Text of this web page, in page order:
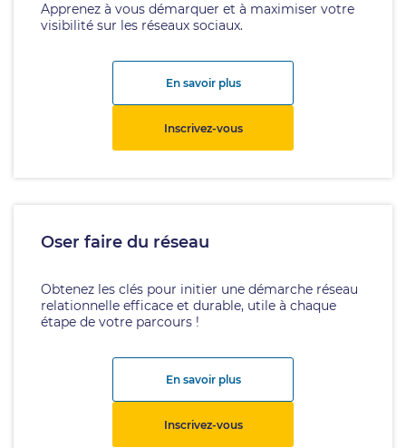
Apprenez à vous démarquer et à maximiser votre
visibilité sur les réseaux sociaux.
En savoir plus
Inscrivez-vous
Oser faire du réseau
Obtenez les clés pour initier une démarche réseau
relationnelle efficace et durable, utile à chaque
étape de votre parcours !
En savoir plus
Inscrivez-vous